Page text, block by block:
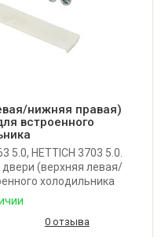
нижняя правая)
встроенного
5.0, HETTICH 3703 5.0.
двери (верхняя левая/
холодильника
Liebherr, Gorenje,
Китай.0 отзыва